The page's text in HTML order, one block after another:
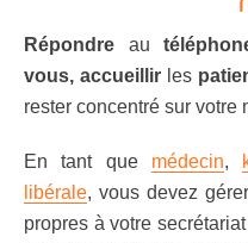
Répondre au
vous, accueillir les
rester concentré sur votre
En tant que médecin,
libérale, vous devez
propres à votre